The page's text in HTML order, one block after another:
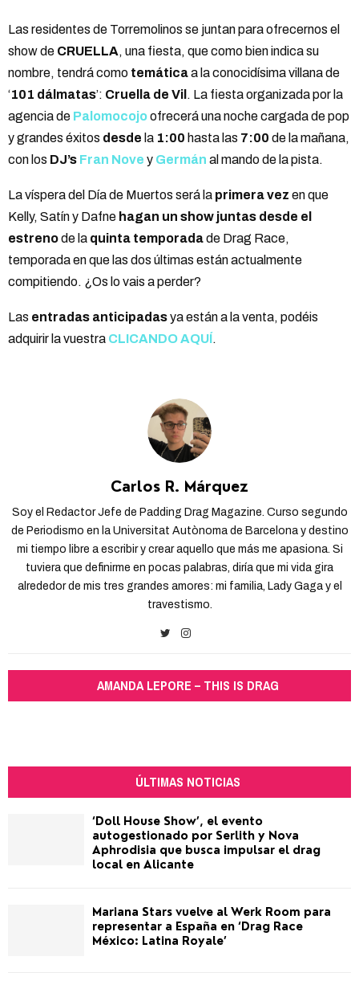
Las residentes de Torremolinos se juntan para ofrecernos el
show de CRUELLA, una fiesta, que como bien indica su
nombre, tendrá como temáticaa la conocidísima villana de
‘101 dálmatas’: Cruella de Vil . La fiesta organizada por la
agencia de Palomocojoofrecerá una noche cargada de pop
y grandes éxitos desde la 1:00 hasta las 7:00 de la mañana,
con los DJ’s Fran Nove y Germán al mando de la pista.
La víspera del Día de Muertos será la primera vez en que
Kelly, Satín y Dafne hagan un show juntas desde el
estrenode la quinta temporadade Drag Race,
temporada en que las dos últimas están actualmente
compitiendo. ¿Os lo vais a perder?
Las entradas anticipadasya están a la venta, podéis
adquirir la vuestra CLICANDO AQUÍ .
Carlos R. Márquez
Soy el Redactor Jefe de Padding Drag Magazine. Curso segundo
de Periodismo en la Universitat Autònoma de Barcelona y destino
mi tiempo libre a escribir y crear aquello que más me apasiona. Si
tuviera que definirme en pocas palabras, diría que mi vida gira
alrededor de mis tres grandes amores: mi familia, Lady Gaga y el
travestismo.
AMANDA LEPORE – THIS IS DRAG
ÚLTIMAS NOTICIAS
‘Doll House Show’, el evento
autogestionado por Serlith y Nova
Aphrodisia que busca impulsar el drag
local en Alicante
Mariana Stars vuelve al Werk Room para
representar a España en ‘Drag Race
México: Latina Royale’